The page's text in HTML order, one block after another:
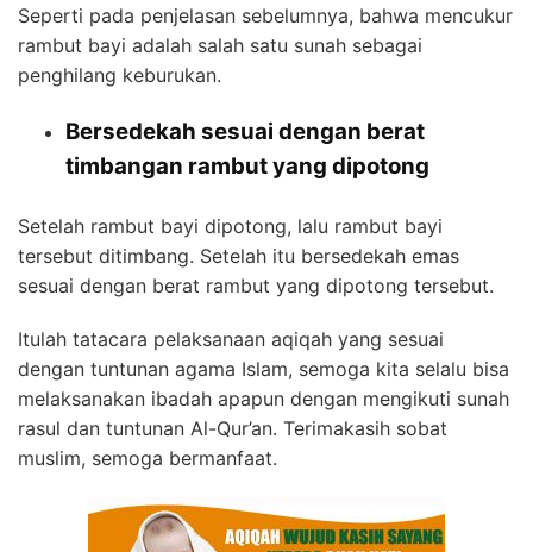
Seperti pada penjelasan sebelumnya, bahwa mencukur
rambut bayi adalah salah satu sunah sebagai
penghilang keburukan.
Bersedekah sesuai dengan berat
timbangan rambut yang dipotong
Setelah rambut bayi dipotong, lalu rambut bayi
tersebut ditimbang. Setelah itu bersedekah emas
sesuai dengan berat rambut yang dipotong tersebut.
Itulah tatacara pelaksanaan aqiqah yang sesuai
dengan tuntunan agama Islam, semoga kita selalu bisa
melaksanakan ibadah apapun dengan mengikuti sunah
rasul dan tuntunan Al-Qur’an. Terimakasih sobat
muslim, semoga bermanfaat.